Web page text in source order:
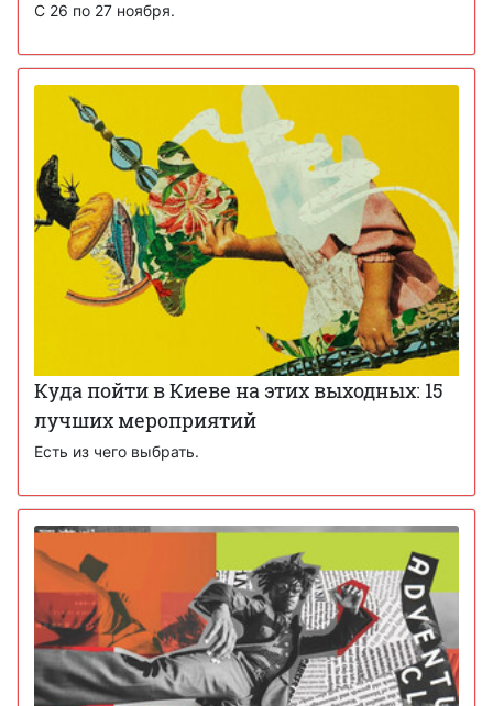
С 26 по 27 ноября.
Куда пойти в Киеве на этих выходных: 15
лучших мероприятий
Есть из чего выбрать.